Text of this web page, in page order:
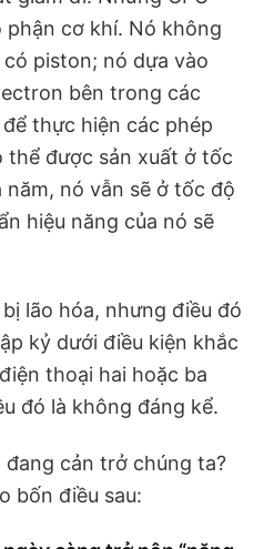
cơ khí. Nó không
piston; nó dựa vào
bên trong các
thực hiện các phép
được sản xuất ở tốc
năm, nó vẫn sẽ ở tốc độ
hiệu năng của nó sẽ
lão hóa, nhưng điều đó
kỷ dưới điều kiện khắc
thoại hai hoặc ba
đó là không đáng kể.
đang cản trở chúng ta?
bốn điều sau: